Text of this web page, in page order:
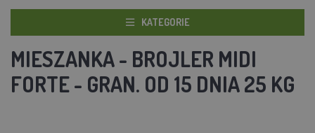
KATEGORIE
MIESZANKA - BROJLER MIDI
FORTE - GRAN. OD 15 DNIA 25 KG